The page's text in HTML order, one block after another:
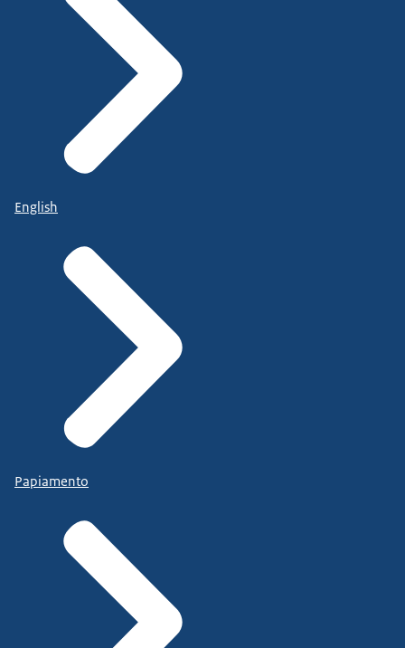
uitzending over heeft.
English
Papiamento